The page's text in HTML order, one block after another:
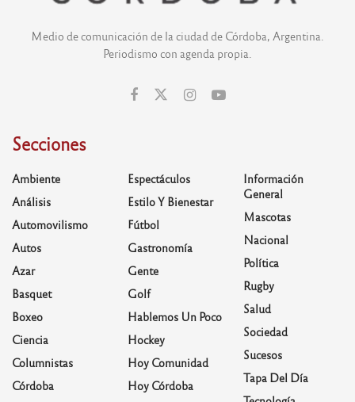
Medio de comunicación de la ciudad de Córdoba, Argentina.
Periodismo con agenda propia.
Secciones
Ambiente
Análisis
Automovilismo
Autos
Azar
Basquet
Boxeo
Ciencia
Columnistas
Córdoba
Espectáculos
Estilo Y Bienestar
Fútbol
Gastronomía
Gente
Golf
Hablemos Un Poco
Hockey
Hoy Comunidad
Hoy Córdoba
Información
General
Mascotas
Nacional
Política
Rugby
Salud
Sociedad
Sucesos
Tapa Del Día